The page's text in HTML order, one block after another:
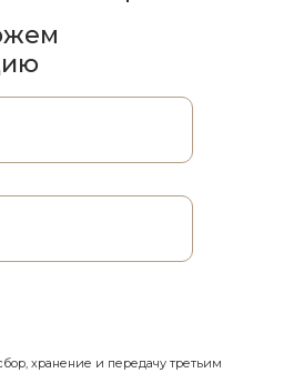
хранение и передачу третьим